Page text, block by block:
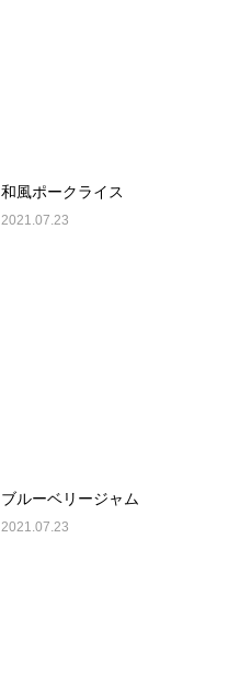
和風ポークライス
2021.07.23
ブルーベリージャム
2021.07.23